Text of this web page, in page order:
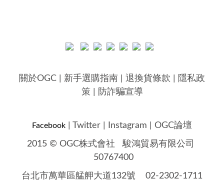
關於OGC 新手選購指南 退換貨條款
隱私政
策
防詐騙宣導
Facebook Twitter Instagram OGC論壇
2015 © OGC株式會社駿鴻貿易有限公司
50767400
台北市萬華區艋舺大道132號 02-2302-1711